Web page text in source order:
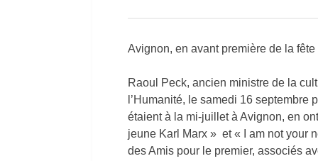
Avignon, en avant première de la fête
Raoul Peck, ancien ministre de la
l’Humanité, le samedi 16
étaient à la mi-juillet à Avignon, en
jeune Karl Marx » et « I am not your
des Amis pour le premier, associés